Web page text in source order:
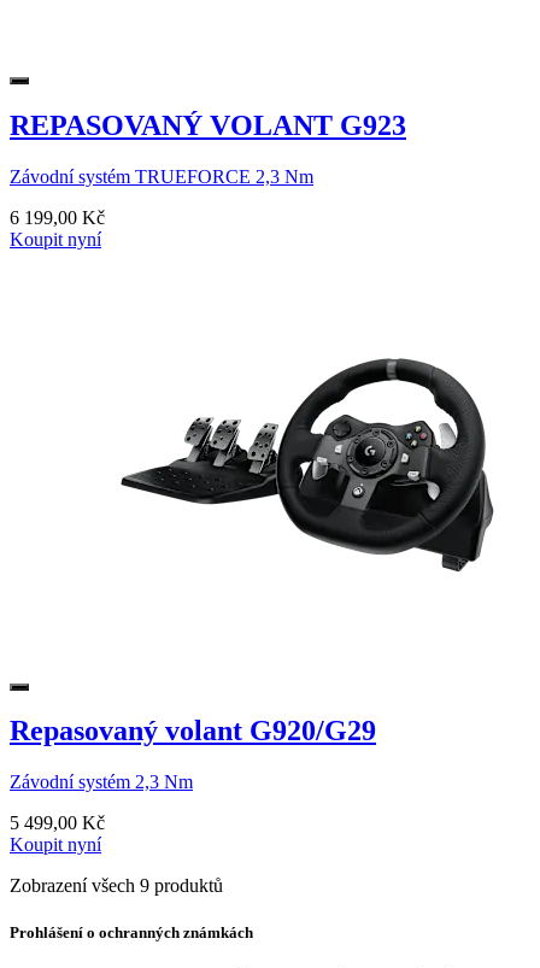
REPASOVANÝ VOLANT G923
Závodní systém TRUEFORCE 2,3 Nm
6 199,00 Kč
Koupit nyní
Repasovaný volant G920/G29
Závodní systém 2,3 Nm
5 499,00 Kč
Koupit nyní
Zobrazení všech 9 produktů
Prohlášení o ochranných známkách